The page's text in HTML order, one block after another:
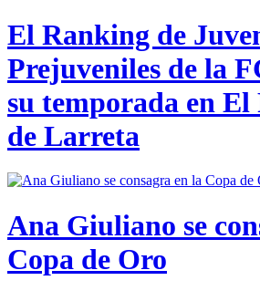
El Ranking de
Prejuveniles de la
su temporada en
de Larreta
Ana Giuliano se
Copa de Oro